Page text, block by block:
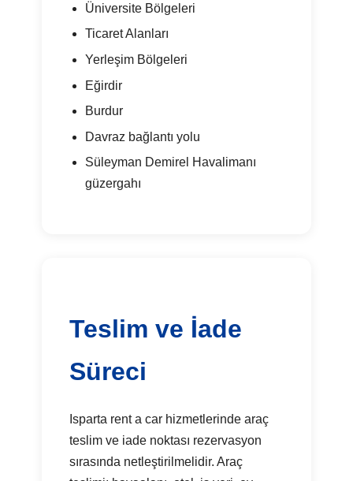
Üniversite Bölgeleri
Ticaret Alanları
Yerleşim Bölgeleri
Eğirdir
Burdur
Davraz bağlantı yolu
Süleyman Demirel Havalimanı
güzergahı
Teslim ve İade
Süreci
Isparta rent a car hizmetlerinde araç
teslim ve iade noktası rezervasyon
sırasında netleştirilmelidir. Araç